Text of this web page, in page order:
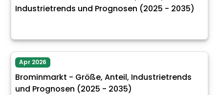
Industrietrends und Prognosen (2025 - 2035)
Apr 2026
Brominmarkt - Größe, Anteil, Industrietrends
und Prognosen (2025 - 2035)